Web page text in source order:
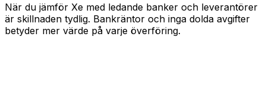
När du jämför Xe med ledande banker och leverantörer
är skillnaden tydlig. Bankräntor och inga dolda avgifter
betyder mer värde på varje överföring.